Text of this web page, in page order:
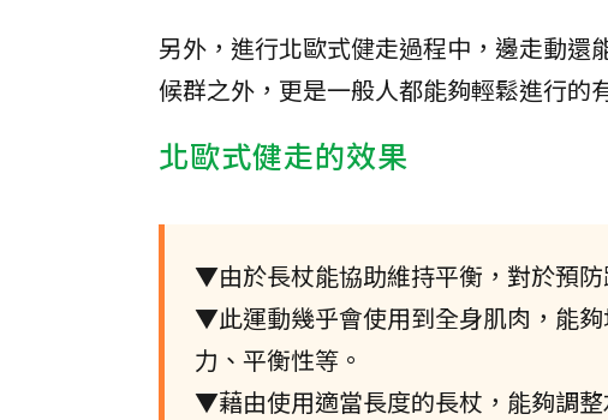
另外，進行北歐式健走過程中，邊走動
候群之外，更是一般人都能夠輕鬆進行的
北歐式健走的效果
▼由於長杖能協助維持平衡，對於預防
▼此運動幾乎會使用到全身肌肉，能
力、平衡性等。
▼藉由使用適當長度的長杖，能夠調